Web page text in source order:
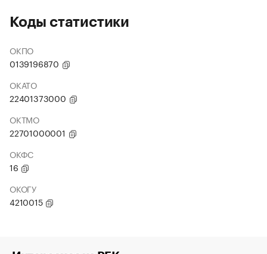
Коды статистики
ОКПО
0139196870
ОКАТО
22401373000
ОКТМО
22701000001
ОКФС
16
ОКОГУ
4210015